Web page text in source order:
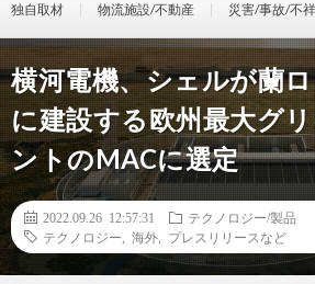
独自取材 物流施設/不動産 災害/事故/不
横河電機、シェルが蘭
に建設する欧州最大グ
ントのMACに選定
2022.09.26 12:57:31
テクノロジー/製品
テクノロジー
海外 プレスリリースなど